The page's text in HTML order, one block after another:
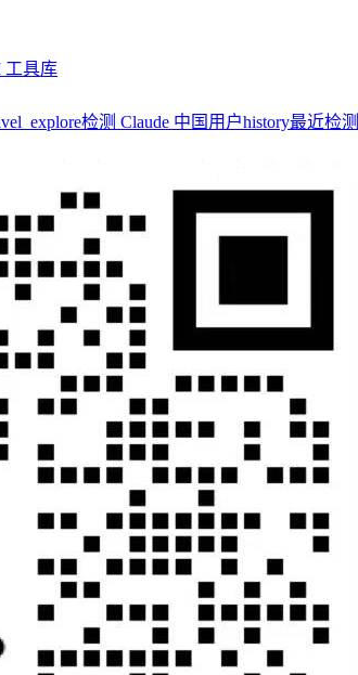
工具库
检测 Claude 中国用户history最近检